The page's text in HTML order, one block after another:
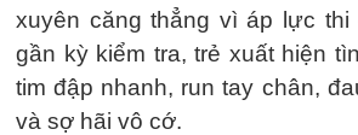
xuyên căng thẳng vì áp lực thi
gần kỳ kiểm tra, trẻ xuất hiện
tim đập nhanh, run tay chân,
và sợ hãi vô cớ.